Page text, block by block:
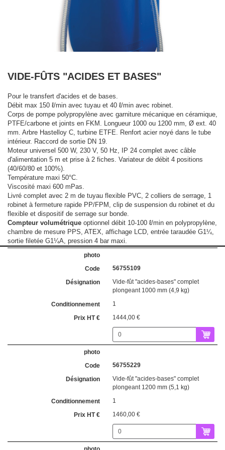
VIDE-FÛTS "ACIDES ET BASES"
Pour le transfert d'acides et de bases.
Débit max 150 ℓ/min avec tuyau et 40 ℓ/min avec robinet.
Corps de pompe polypropylène avec garniture mécanique en céramique,
PTFE/carbone et joints en FKM. Longueur 1000 ou 1200 mm, Ø ext. 40
mm. Arbre Hastelloy C, turbine ETFE. Renfort acier noyé dans le tube
intérieur. Raccord de sortie DN 19.
Moteur universel 500 W, 230 V, 50 Hz, IP 24 complet avec câble
d'alimentation 5 m et prise à 2 fiches. Variateur de débit 4 positions
(40/60/80 et 100%).
Température maxi 50°C.
Viscosité maxi 600 mPas.
Livré complet avec 2 m de tuyau flexible PVC, 2 colliers de serrage, 1
robinet à fermeture rapide PP/FPM, clip de suspension du robinet et du
flexible et dispositif de serrage sur bonde.
Compteur volumétrique optionnel débit 10-100 ℓ/min en polypropylène,
chambre de mesure PPS, ATEX, affichage LCD, entrée taraudée G1¼,
sortie filetée G1¼A, pression 4 bar maxi.
56755109
Vide-fût "acides-bases" complet
plongeant 1000 mm (4,9 kg)
1
1444,00 €
56755229
Vide-fût "acides-bases" complet
plongeant 1200 mm (5,1 kg)
1
1460,00 €